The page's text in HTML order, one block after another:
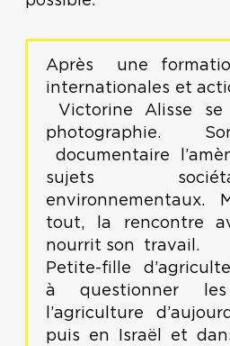
Après une
internationales et
Victorine Alisse
photographie.
documentaire
sujets
environnementaux.
tout, la rencontre
nourrit son travail.
Petite-fille
à questionner
l’agriculture
puis en Israël et